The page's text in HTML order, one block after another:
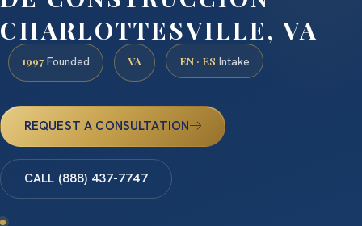
CHARLOTTESVILLE, VA
1997 Founded VA EN · ES Intake
REQUEST A CONSULTATION
CALL (888) 437-7747